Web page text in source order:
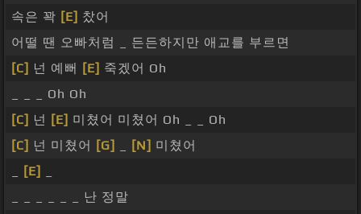
속은 꽉 [E] 찼어
어떨 땐 오빠처럼 _ 든든하지만 애교를 부르면
[C] 넌 예뻐 [E] 죽겠어 Oh
_ _ _ Oh Oh
[C] 넌 [E] 미쳤어 미쳤어 Oh _ _ Oh
[C] 넌 미쳤어 [G] [N] 미쳤어
[E]
_ _ _ _ _ _ 난 정말